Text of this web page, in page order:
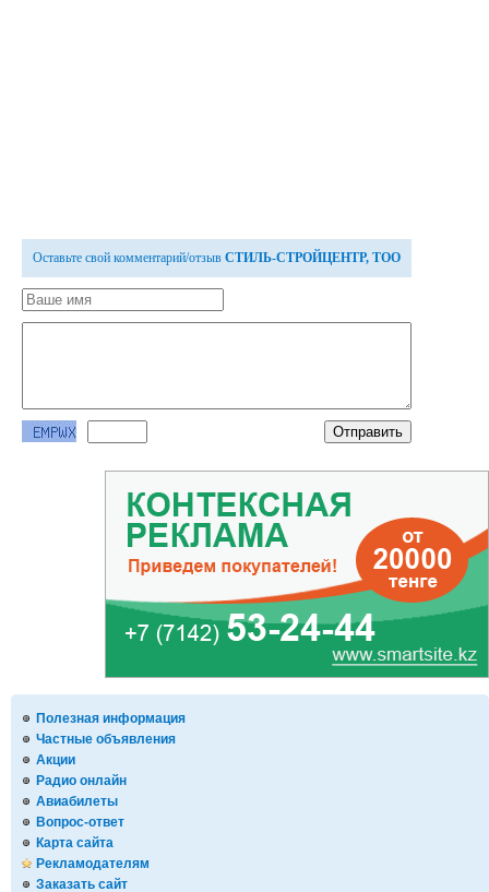
Полезная информация
Частные объявления
Акции
Радио онлайн
Авиабилеты
Вопрос-ответ
Карта сайта
Рекламодателям
Заказать сайт
Оставьте свой комментарий/отзыв СТИЛЬ-СТРОЙЦЕНТР, ТОО